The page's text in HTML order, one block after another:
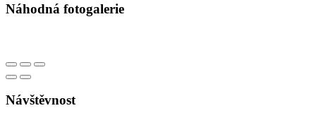
Náhodná fotogalerie
Návštěvnost